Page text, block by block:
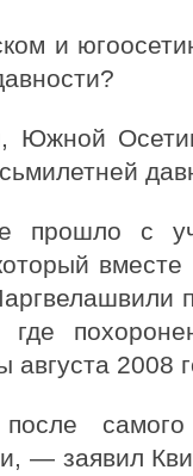
и
Южной
прошло с
где
августа 2008
самого
— заявил